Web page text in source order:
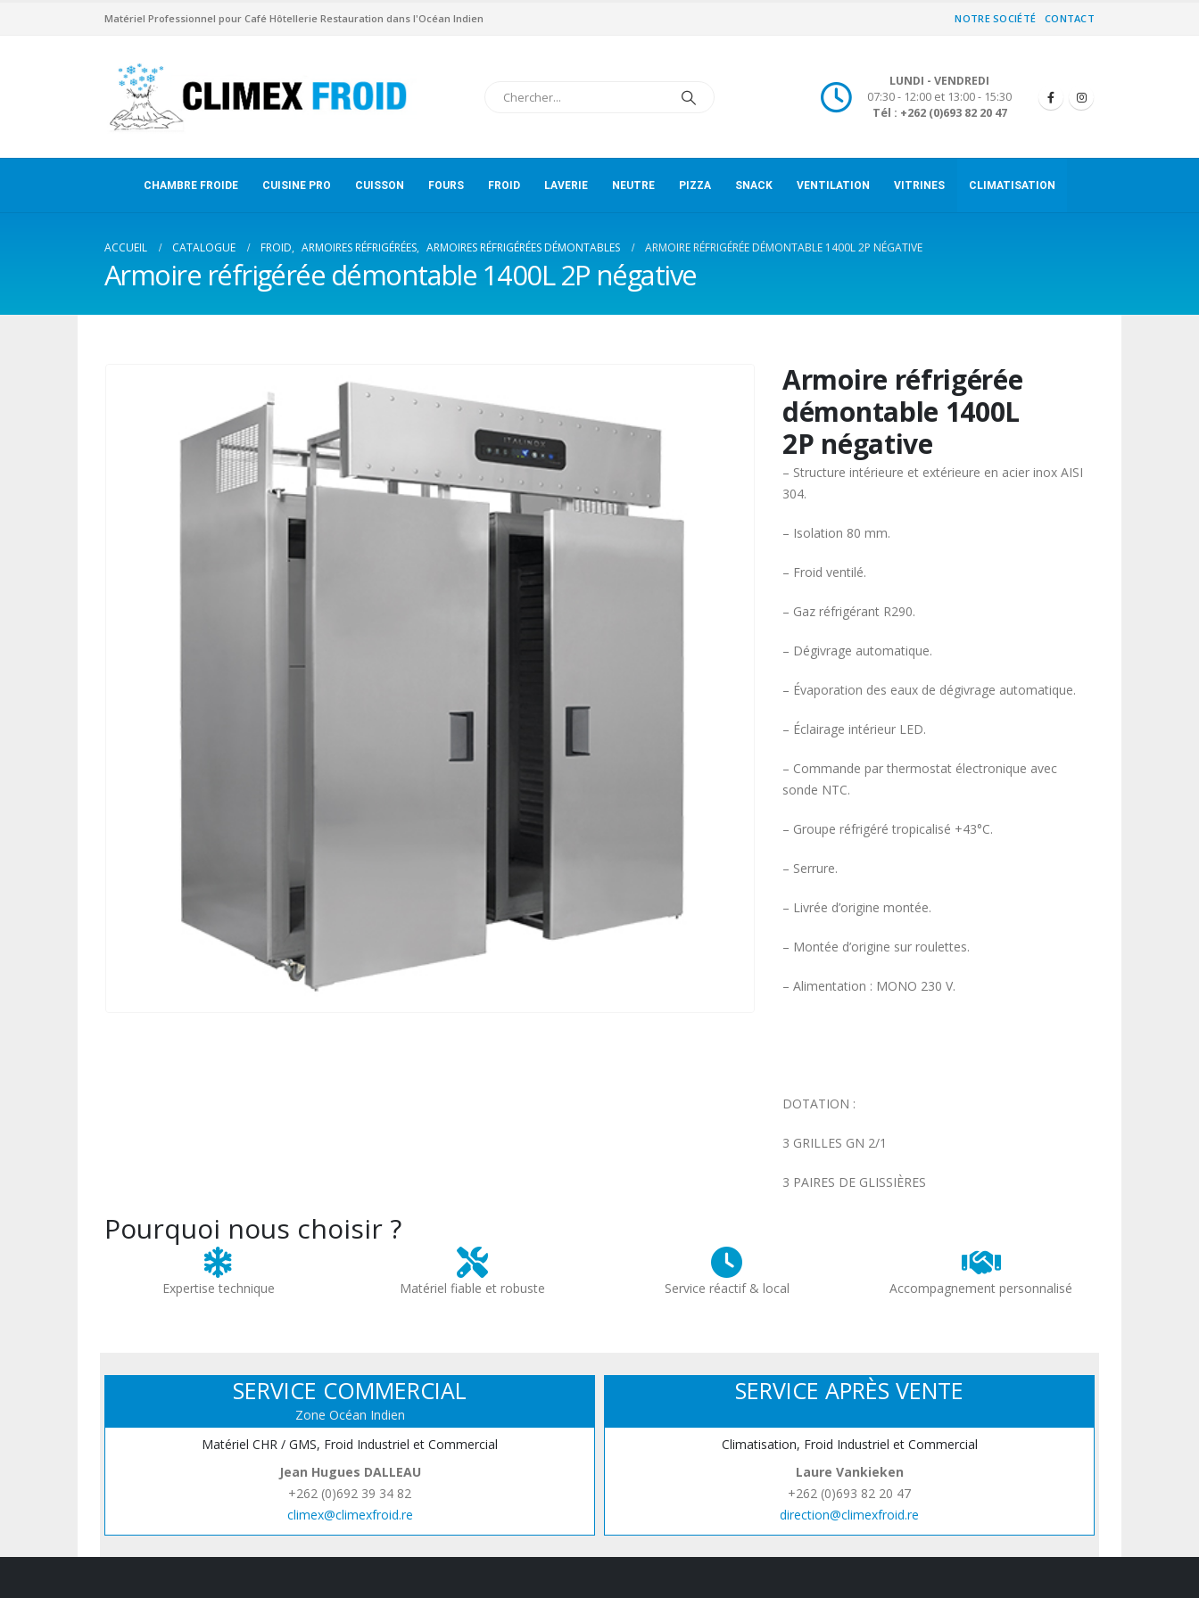
Matériel Professionnel pour Café Hôtellerie Restauration dans l'Océan Indien NOTRE SOCIÉTÉ CONTACT
LUNDI - VENDREDI
07:30 - 12:00 et 13:00 - 15:30
Tél : +262 (0)693 82 20 47
CHAMBRE FROIDE CUISINE PRO CUISSON FOURS FROID LAVERIE NEUTRE PIZZA SNACK VENTILATION VITRINES CLIMATISATION
ACCUEIL CATALOGUE FROID, ARMOIRES RÉFRIGÉRÉES, ARMOIRES RÉFRIGÉRÉES DÉMONTABLES ARMOIRE RÉFRIGÉRÉE DÉMONTABLE 1400L 2P NÉGATIVE
Armoire réfrigérée démontable 1400L 2P négative
Armoire réfrigérée
démontable 1400L
2P négative
– Structure intérieure et extérieure en acier inox AISI
304.
– Isolation 80 mm.
– Froid ventilé.
– Gaz réfrigérant R290.
– Dégivrage automatique.
– Évaporation des eaux de dégivrage automatique.
– Éclairage intérieur LED.
– Commande par thermostat électronique avec
sonde NTC.
– Groupe réfrigéré tropicalisé +43°C.
– Serrure.
– Livrée d’origine montée.
– Montée d’origine sur roulettes.
– Alimentation : MONO 230 V.
DOTATION :
3 GRILLES GN 2/1
3 PAIRES DE GLISSIÈRES
Pourquoi nous choisir ?
Expertise technique Matériel fiable et robuste Service réactif & local Accompagnement personnalisé
SERVICE COMMERCIAL
Zone Océan Indien
Matériel CHR / GMS, Froid Industriel et Commercial
Jean Hugues DALLEAU
+262 (0)692 39 34 82
climex@climexfroid.re
SERVICE APRÈS VENTE
Climatisation, Froid Industriel et Commercial
Laure Vankieken
+262 (0)693 82 20 47
direction@climexfroid.re